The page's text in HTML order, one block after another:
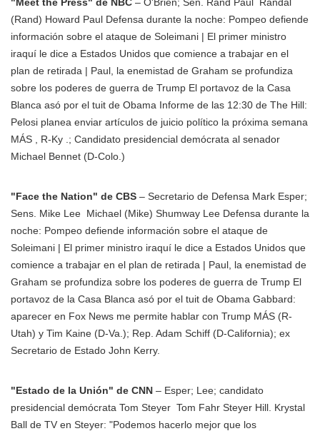
(Rand) Howard Paul Defensa durante la noche: Pompeo defiende
información sobre el ataque de Soleimani | El primer ministro
iraquí le dice a Estados Unidos que comience a trabajar en el
plan de retirada | Paul, la enemistad de Graham se profundiza
sobre los poderes de guerra de Trump El portavoz de la Casa
Blanca asó por el tuit de Obama Informe de las 12:30 de The Hill:
Pelosi planea enviar artículos de juicio político la próxima semana
MÁS
, R-Ky .; Candidato presidencial demócrata al senador
Michael Bennet (D-Colo.)
"Face the Nation" de CBS – Secretario de Defensa Mark Esper;
Sens. Mike Lee Michael (Mike) Shumway Lee Defensa durante la
noche: Pompeo defiende información sobre el ataque de
Soleimani | El primer ministro iraquí le dice a Estados Unidos que
comience a trabajar en el plan de retirada | Paul, la enemistad de
Graham se profundiza sobre los poderes de guerra de Trump El
portavoz de la Casa Blanca asó por el tuit de Obama Gabbard:
aparecer en Fox News me permite hablar con Trump MÁS (R-
Utah) y Tim Kaine (D-Va.); Rep. Adam Schiff (D-California); ex
Secretario de Estado John Kerry.
"Estado de la Unión" de CNN – Esper; Lee; candidato
presidencial demócrata Tom Steyer Tom Fahr Steyer Hill. Krystal
Ball de TV en Steyer: "Podemos hacerlo mejor que los